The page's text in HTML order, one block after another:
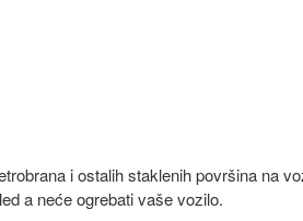
i ostalih staklenih površina na
a neće ogrebati vaše vozilo.